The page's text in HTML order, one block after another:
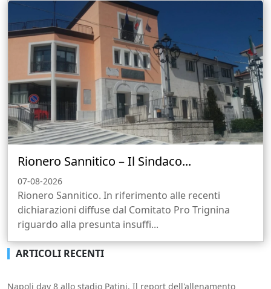
Rionero Sannitico – Il Sindaco...
07-08-2026
Rionero Sannitico. In riferimento alle recenti
dichiarazioni diffuse dal Comitato Pro Trignina
riguardo alla presunta insuffi...
ARTICOLI RECENTI
Napoli day 8 allo stadio Patini. Il report dell'allenamento